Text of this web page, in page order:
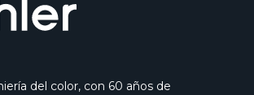
del color, con 60 años de